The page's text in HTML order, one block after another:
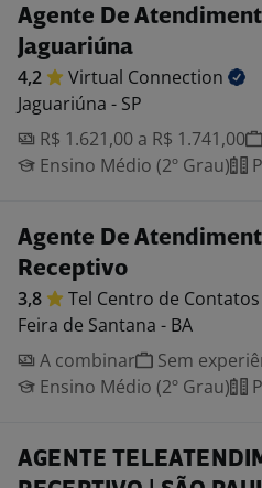
Agente De
Jaguariúna
4,2 Virtual Connection
Jaguariúna - SP
R$ 1.621,00 a R$ 1.741,00
Ensino Médio (2º Grau)
Agente De
Receptivo
3,8 Tel Centro de Contatos
Feira de Santana - BA
A combinar
Sem
Ensino Médio (2º Grau)
AGENTE